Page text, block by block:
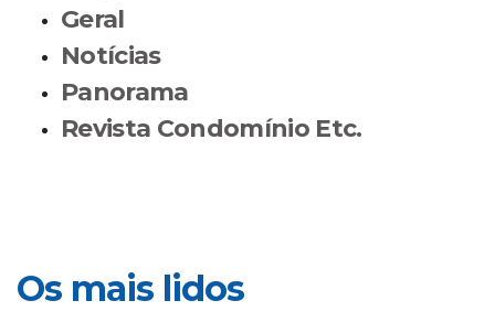
Geral
Notícias
Panorama
Revista Condomínio Etc.
Os mais lidos